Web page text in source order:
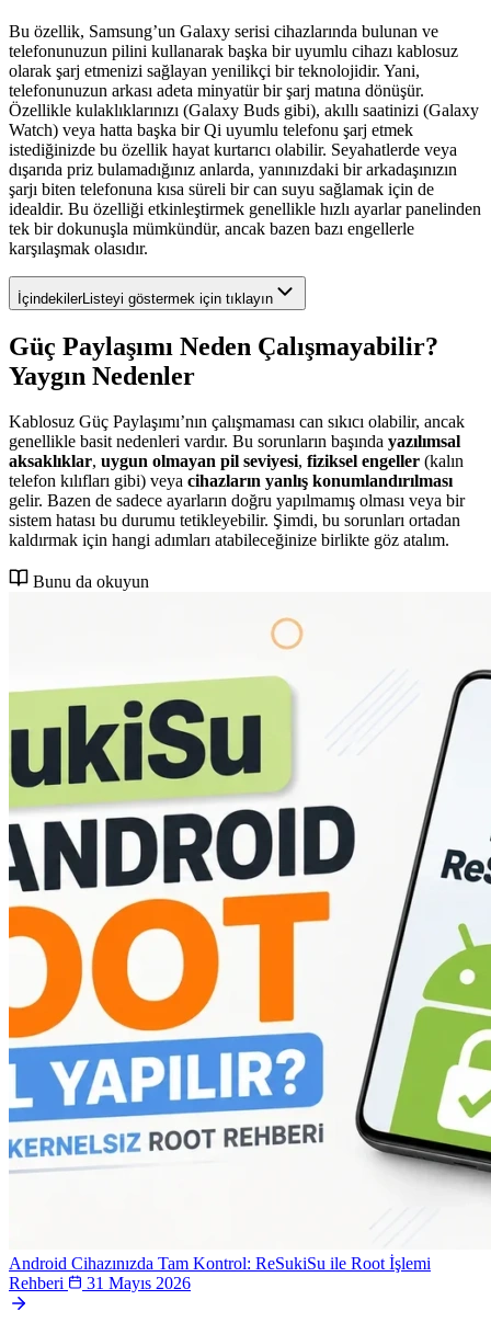
Bu özellik, Samsung’un Galaxy serisi cihazlarında bulunan ve
telefonunuzun pilini kullanarak başka bir uyumlu cihazı kablosuz
olarak şarj etmenizi sağlayan yenilikçi bir teknolojidir. Yani,
telefonunuzun arkası adeta minyatür bir şarj matına dönüşür.
Özellikle kulaklıklarınızı (Galaxy Buds gibi), akıllı saatinizi (Galaxy
Watch) veya hatta başka bir Qi uyumlu telefonu şarj etmek
istediğinizde bu özellik hayat kurtarıcı olabilir. Seyahatlerde veya
dışarıda priz bulamadığınız anlarda, yanınızdaki bir arkadaşınızın
şarjı biten telefonuna kısa süreli bir can suyu sağlamak için de
idealdir. Bu özelliği etkinleştirmek genellikle hızlı ayarlar panelinden
tek bir dokunuşla mümkündür, ancak bazen bazı engellerle
karşılaşmak olasıdır.
İçindekilerListeyi göstermek için tıklayın
Güç Paylaşımı Neden Çalışmayabilir?
Yaygın Nedenler
Kablosuz Güç Paylaşımı’nın çalışmaması can sıkıcı olabilir, ancak
genellikle basit nedenleri vardır. Bu sorunların başında yazılımsal
aksaklıklar, uygun olmayan pil seviyesi, fiziksel engeller (kalın
telefon kılıfları gibi) veya cihazların yanlış konumlandırılması
gelir. Bazen de sadece ayarların doğru yapılmamış olması veya bir
sistem hatası bu durumu tetikleyebilir. Şimdi, bu sorunları ortadan
kaldırmak için hangi adımları atabileceğinize birlikte göz atalım.
Bunu da okuyun
Android Cihazınızda Tam Kontrol: ReSukiSu ile Root İşlemi
Rehberi
31 Mayıs 2026